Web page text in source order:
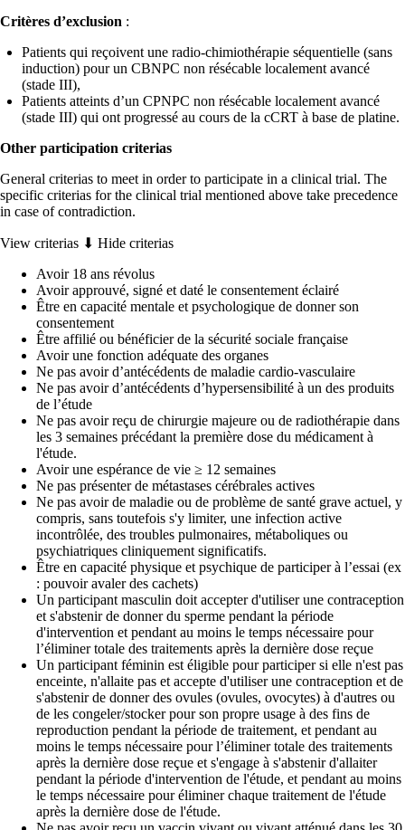
Critères d’exclusion :
Patients qui reçoivent une radio-chimiothérapie séquentielle (sans
induction) pour un CBNPC non résécable localement avancé
(stade III),
Patients atteints d’un CPNPC non résécable localement avancé
(stade III) qui ont progressé au cours de la cCRT à base de platine.
Other participation criterias
General criterias to meet in order to participate in a clinical trial. The
specific criterias for the clinical trial mentioned above take precedence
in case of contradiction.
View criterias ⬇ Hide criterias
Avoir 18 ans révolus
Avoir approuvé, signé et daté le consentement éclairé
Être en capacité mentale et psychologique de donner son
consentement
Être affilié ou bénéficier de la sécurité sociale française
Avoir une fonction adéquate des organes
Ne pas avoir d’antécédents de maladie cardio-vasculaire
Ne pas avoir d’antécédents d’hypersensibilité à un des produits
de l’étude
Ne pas avoir reçu de chirurgie majeure ou de radiothérapie dans
les 3 semaines précédant la première dose du médicament à
l'étude.
Avoir une espérance de vie ≥ 12 semaines
Ne pas présenter de métastases cérébrales actives
Ne pas avoir de maladie ou de problème de santé grave actuel, y
compris, sans toutefois s'y limiter, une infection active
incontrôlée, des troubles pulmonaires, métaboliques ou
psychiatriques cliniquement significatifs.
Être en capacité physique et psychique de participer à l’essai (ex
: pouvoir avaler des cachets)
Un participant masculin doit accepter d'utiliser une contraception
et s'abstenir de donner du sperme pendant la période
d'intervention et pendant au moins le temps nécessaire pour
l’éliminer totale des traitements après la dernière dose reçue
Un participant féminin est éligible pour participer si elle n'est pas
enceinte, n'allaite pas et accepte d'utiliser une contraception et de
s'abstenir de donner des ovules (ovules, ovocytes) à d'autres ou
de les congeler/stocker pour son propre usage à des fins de
reproduction pendant la période de traitement, et pendant au
moins le temps nécessaire pour l’éliminer totale des traitements
après la dernière dose reçue et s'engage à s'abstenir d'allaiter
pendant la période d'intervention de l'étude, et pendant au moins
le temps nécessaire pour éliminer chaque traitement de l'étude
après la dernière dose de l'étude.